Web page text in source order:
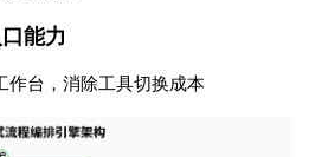
能力
作台，消除工具切换成本